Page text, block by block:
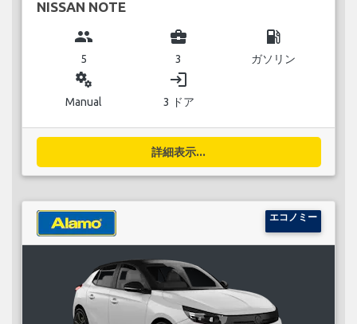
NISSAN NOTE
group
5
business_center
3
local_gas_station
ガソリン
miscellaneous_services
Manual
login
3 ドア
詳細表示...
エコノミー